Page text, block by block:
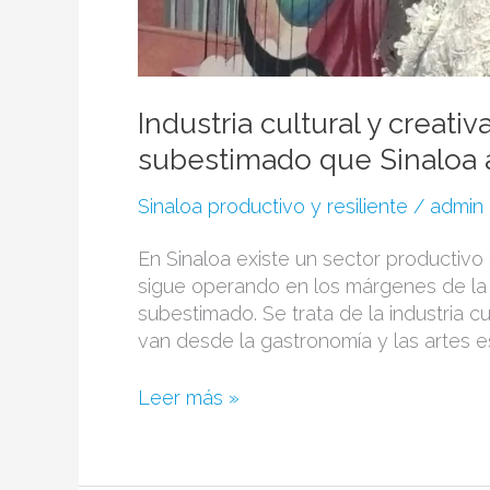
Industria cultural y
subestimado que
Sinaloa productivo y resiliente / admin
En Sinaloa existe un sector
sigue operando en los márgenes de
subestimado. Se trata de la industria
van desde la gastronomía y las artes
Leer más »